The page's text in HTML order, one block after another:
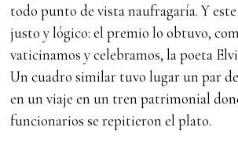
todo punto de vista naufragaría. Y este
justo y lógico: el premio lo obtuvo,
vaticinamos y celebramos, la poeta
Un cuadro similar tuvo lugar un par
en un viaje en un tren patrimonial
funcionarios se repitieron el plato.